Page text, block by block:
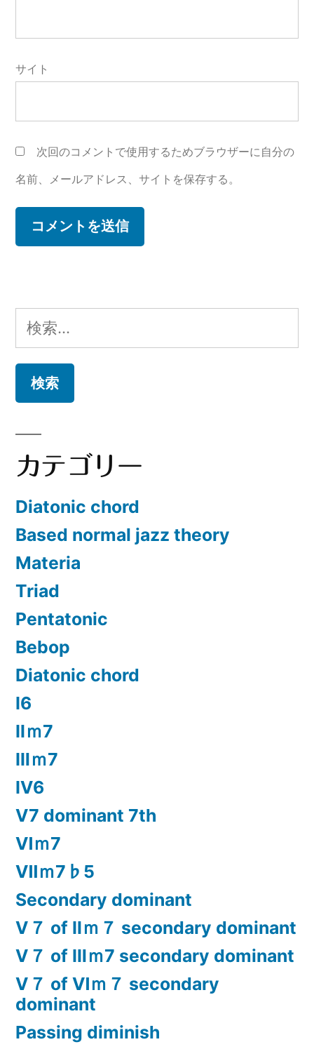
サイト
次回のコメントで使用するためブラウザーに自分の
名前、メールアドレス、サイトを保存する。
検
索:
カテゴリー
Diatonic chord
Based normal jazz theory
Materia
Triad
Pentatonic
Bebop
Diatonic chord
Ⅰ6
Ⅱｍ7
Ⅲｍ7
Ⅳ6
Ⅴ7 dominant 7th
Ⅵｍ7
Ⅶｍ7♭5
Secondary dominant
Ⅴ７ of Ⅱｍ７ secondary dominant
Ⅴ７ of Ⅲｍ7 secondary dominant
Ⅴ７ of Ⅵｍ７ secondary
dominant
Passing diminish